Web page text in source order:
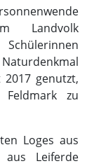
Loges aus
Leiferde
mit den
bäuerliche
standen
um
zeitlich